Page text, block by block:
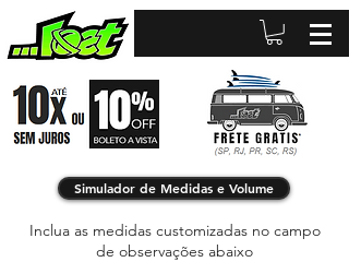
Simulador de Medidas e Volume
Inclua as medidas customizadas no campo
de observações abaixo